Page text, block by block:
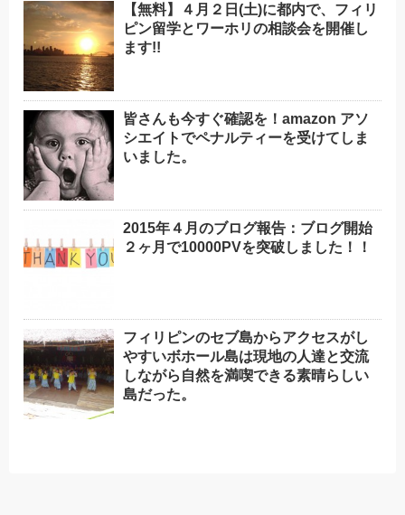
【無料】４月２日(土)に都内で、フィリ
ピン留学とワーホリの相談会を開催し
ます!!
皆さんも今すぐ確認を！amazon アソ
シエイトでペナルティーを受けてしま
いました。
2015年４月のブログ報告：ブログ開始
２ヶ月で10000PVを突破しました！！
フィリピンのセブ島からアクセスがし
やすいボホール島は現地の人達と交流
しながら自然を満喫できる素晴らしい
島だった。